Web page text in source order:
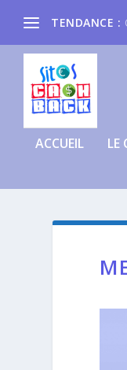
TENDANCE :
ACCUEIL LE